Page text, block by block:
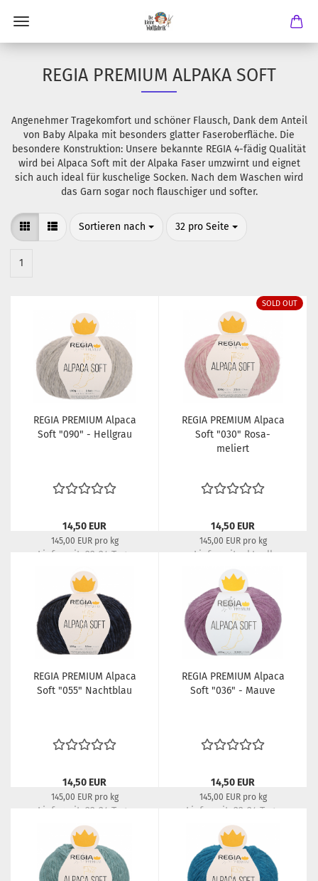
REGIA PREMIUM ALPAKA SOFT
Angenehmer Tragekomfort und schöner Flausch, Dank dem Anteil
von Baby Alpaka mit besonders glatter Faseroberfläche. Die
besondere Konstruktion: Unsere bekannte REGIA 4-fädig Qualität
wird bei Alpaca Soft mit der Alpaka Faser umzwirnt und eignet
sich auch ideal für kuschelige Socken. Nach dem Waschen wird
das Garn sogar noch flauschiger und softer.
Sortieren nach
Sortieren nach 32 pro Seite
pro Seite
1
REGIA PREMIUM Alpaca
Soft "090" - Hellgrau
14,50 EUR
145,00 EUR pro kg
Lieferzeit: 22-24 Tage
SOLD OUT
REGIA PREMIUM Alpaca
Soft "030" Rosa-
meliert
14,50 EUR
145,00 EUR pro kg
Lieferzeit:
aktuell
REGIA PREMIUM Alpaca
Soft "055" Nachtblau
14,50 EUR
145,00 EUR pro kg
Lieferzeit: 22-24 Tage
REGIA PREMIUM Alpaca
Soft "036" - Mauve
14,50 EUR
145,00 EUR pro kg
Lieferzeit: 22-24 Tage